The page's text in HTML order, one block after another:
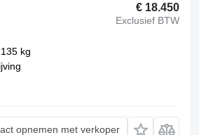
€ 18.450
Exclusief BTW
kg
opnemen met verkoper